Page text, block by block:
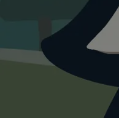
Heute ist ein
Rundweg.
24°C und sonnig,
viel Wasser mit und
OpenWeatherMap